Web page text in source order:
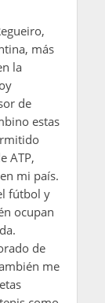
más
la
de
estas
ATP,
mi país.
fútbol y
ocupan
de
me